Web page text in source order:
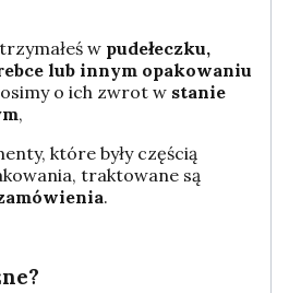
w pudełeczku,
lub innym opakowaniu
o ich zwrot w stanie
,
które były częścią
traktowane są
.